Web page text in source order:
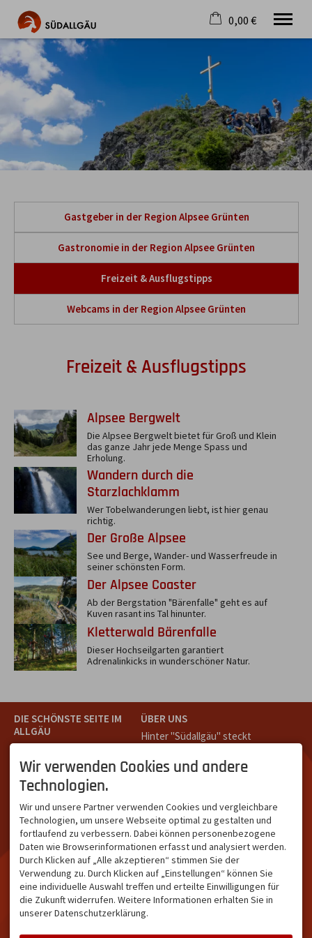
Die schönste Seite im Allgäu
Aktuell
Destination
Gastgeber
Gastronomie
Wandern
0,00 €
Gastgeber in der Region Alpsee Grünten
Gastronomie in der Region Alpsee Grünten
Freizeit & Ausflugstipps
Webcams in der Region Alpsee Grünten
Freizeit & Ausflugstipps
Alpsee Bergwelt
Die Alpsee Bergwelt bietet für Groß und Klein
das ganze Jahr jede Menge Spass und
Erholung.
Wandern durch die
Starzlachklamm
Wer Tobelwanderungen liebt, ist hier genau
richtig.
Der Große Alpsee
See und Berge, Wander- und Wasserfreude in
seiner schönsten Form.
Der Alpsee Coaster
Ab der Bergstation "Bärenfalle" geht es auf
Kuven rasant ins Tal hinunter.
Kletterwald Bärenfalle
Dieser Hochseilgarten garantiert
Adrenalinkicks in wunderschöner Natur.
DIE SCHÖNSTE SEITE IM
ALLGÄU
Teil des Oberallgäus. Es
verbindet die Tourismus-
Destinationen Oberstdorf,
Kleinwalsertal und beliebte
Urlaubsziele wie die
Hörnerdörfer, Alpsee-
Grünten, Oberstaufen oder
Wertach im Allgäu.
ÜBER UNS
Hinter "Südallgäu" steckt
Oberstdorf.
Unser Ziel ist ein attraktives
Leistungsträger im
südlichen Oberallgäu eine
starke Plattform bietet.
NETZWERK & REICHWEITE
ca. 36.700 Abos bei
Wir verwenden Cookies und andere
Technologien.
Wir und unsere Partner verwenden Cookies und vergleichbare
Technologien, um unsere Webseite optimal zu gestalten und
fortlaufend zu verbessern. Dabei können personenbezogene
Daten wie Browserinformationen erfasst und analysiert werden.
Durch Klicken auf „Alle akzeptieren“ stimmen Sie der
Verwendung zu. Durch Klicken auf „Einstellungen“ können Sie
eine individuelle Auswahl treffen und erteilte Einwilligungen für
die Zukunft widerrufen. Weitere Informationen erhalten Sie in
unserer Datenschutzerklärung.